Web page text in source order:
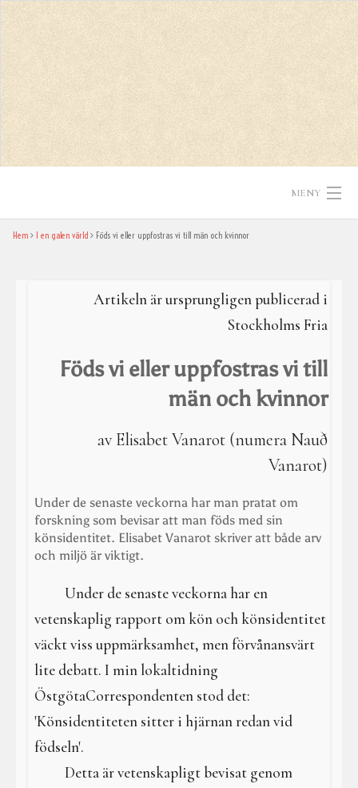
MENY
Hem
I en galen värld
Hem I en galen värld Föds vi eller uppfostras vi till män och kvinnor
Artikeln är ursprungligen publicerad i
Stockholms Fria
Föds vi eller uppfostras vi till
män och kvinnor
av Elisabet Vanarot (numera Nauð
Vanarot)
Under de senaste veckorna har man pratat om
forskning som bevisar att man föds med sin
könsidentitet. Elisabet Vanarot skriver att både arv
och miljö är viktigt.
Under de senaste veckorna har en
vetenskaplig rapport om kön och könsidentitet
väckt viss uppmärksamhet, men förvånansvärt
lite debatt. I min lokaltidning
ÖstgötaCorrespondenten stod det:
'Könsidentiteten sitter i hjärnan redan vid
födseln'.
Detta är vetenskapligt bevisat genom